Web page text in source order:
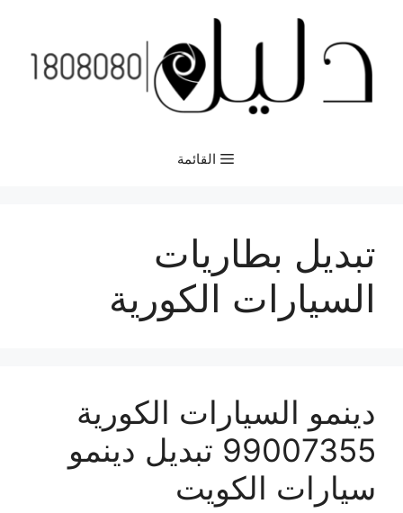
المحتوى
القائمة
تبديل بطاريات
السيارات الكورية
دينمو السيارات الكورية
99007355 تبديل دينمو
سيارات الكويت